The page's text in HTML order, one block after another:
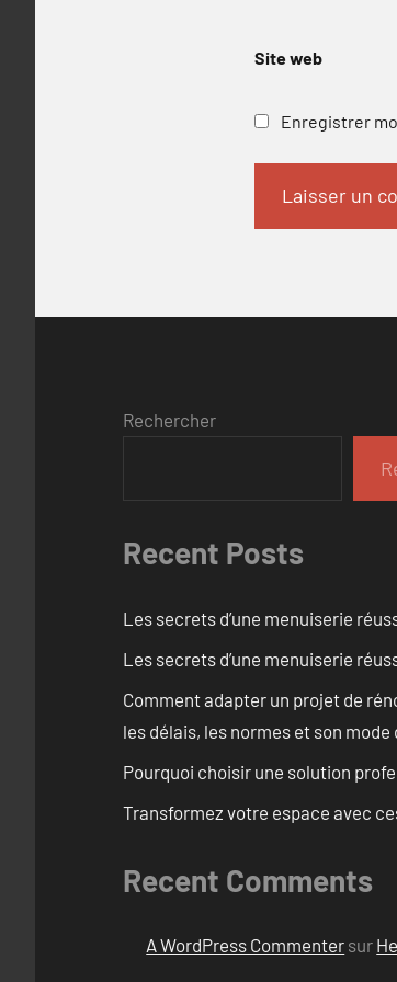
Site web
Enregistrer
Rechercher
Recent Posts
Les secrets d’une menuiserie
Les secrets d’une menuiserie
Comment adapter un projet de
les délais, les normes et son mode
Pourquoi choisir une solution
Transformez votre espace avec
Recent Comments
A WordPress Commenter sur